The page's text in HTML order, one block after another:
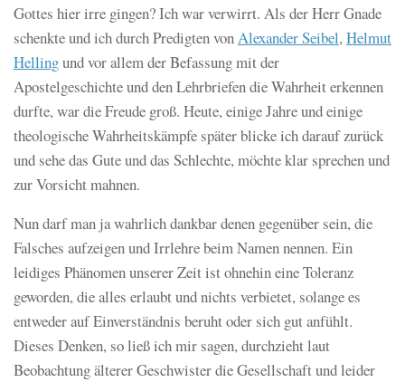
Gottes hier irre gingen? Ich war verwirrt. Als der Herr Gnade
schenkte und ich durch Predigten von Alexander Seibel, Helmut
Hellingund vor allem der Befassung mit der
Apostelgeschichte und den Lehrbriefen die Wahrheit erkennen
durfte, war die Freude groß. Heute, einige Jahre und einige
theologische Wahrheitskämpfe später blicke ich darauf zurück
und sehe das Gute und das Schlechte, möchte klar sprechen und
zur Vorsicht mahnen.
Nun darf man ja wahrlich dankbar denen gegenüber sein, die
Falsches aufzeigen und Irrlehre beim Namen nennen. Ein
leidiges Phänomen unserer Zeit ist ohnehin eine Toleranz
geworden, die alles erlaubt und nichts verbietet, solange es
entweder auf Einverständnis beruht oder sich gut anfühlt.
Dieses Denken, so ließ ich mir sagen, durchzieht laut
Beobachtung älterer Geschwister die Gesellschaft und leider